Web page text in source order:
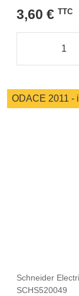
3,60 € TTC
ODACE 2011 -
Schneider
SCHS520049